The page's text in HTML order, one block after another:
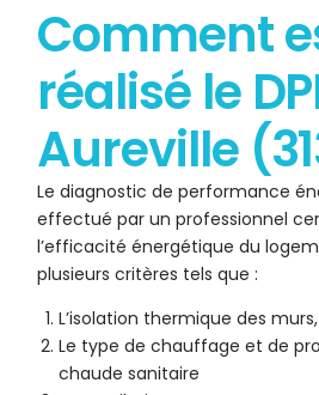
Comment
réalisé le
Aureville
Le diagnostic de performance
effectué par un professionnel
l’efficacité énergétique du
plusieurs critères tels que :
L’isolation thermique des
Le type de chauffage et de
chaude sanitaire